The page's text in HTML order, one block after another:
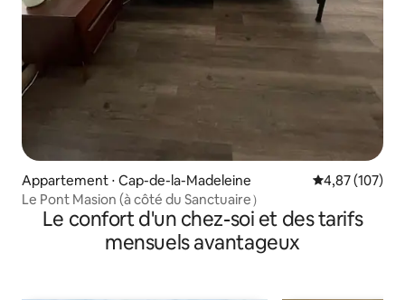
Appartement ⋅ Cap-de-la-Madeleine Évaluation
4,87 (107)
Le Pont Masion (à côté du Sanctuaire）
Le confort d'un chez-soi et des tarifs
mensuels avantageux